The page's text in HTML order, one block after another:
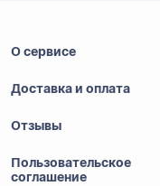
О сервисе
Доставка и оплата
Отзывы
Пользовательское
соглашение